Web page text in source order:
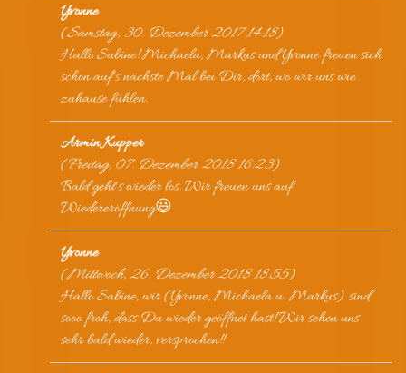
Yvonne
(Samstag, 30. Dezember 2017 14:18)
Hallo Sabine! Michaela, Markus und Yvonne freuen sich
schon auf's nächste Mal bei Dir, dort, wo wir uns wie
zuhause fühlen.
Armin Kupper
(Freitag, 07. Dezember 2018 16:23)
Bald geht's wieder los. Wir freuen uns auf
Wiedereröffnung😃
Yvonne
(Mittwoch, 26. Dezember 2018 18:55)
Hallo Sabine, wir (Yvonne, Michaela u. Markus) sind
sooo froh, dass Du wieder geöffnet hast! Wir sehen uns
sehr bald wieder, versprochen!!